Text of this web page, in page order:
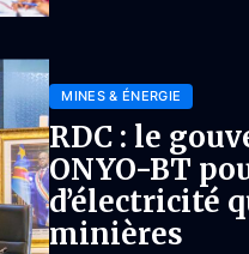
MINES & ÉNERGIE
RDC : le
ONYO-BT
d’électricité
minières